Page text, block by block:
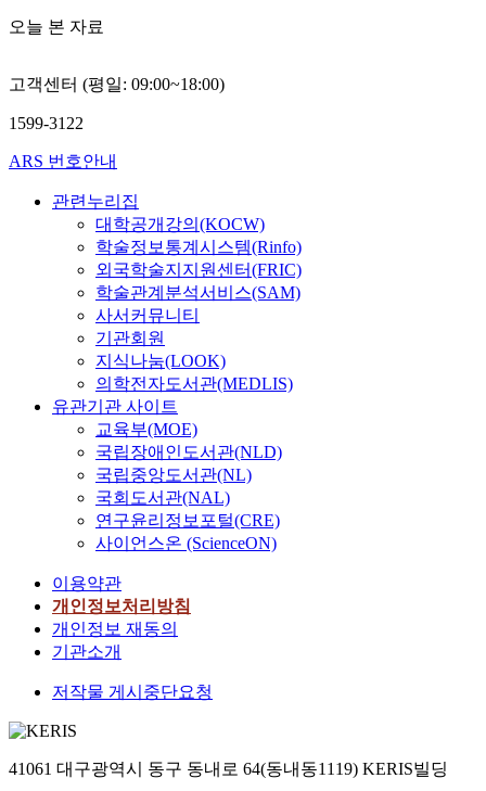
오늘 본 자료
고객센터 (평일: 09:00~18:00)
1599-3122
ARS 번호안내
관련누리집
대학공개강의(KOCW)
학술정보통계시스템(Rinfo)
외국학술지지원센터(FRIC)
학술관계분석서비스(SAM)
사서커뮤니티
기관회원
지식나눔(LOOK)
의학전자도서관(MEDLIS)
유관기관 사이트
교육부(MOE)
국립장애인도서관(NLD)
국립중앙도서관(NL)
국회도서관(NAL)
연구윤리정보포털(CRE)
사이언스온 (ScienceON)
이용약관
개인정보처리방침
개인정보 재동의
기관소개
저작물 게시중단요청
41061 대구광역시 동구 동내로 64(동내동1119) KERIS빌딩